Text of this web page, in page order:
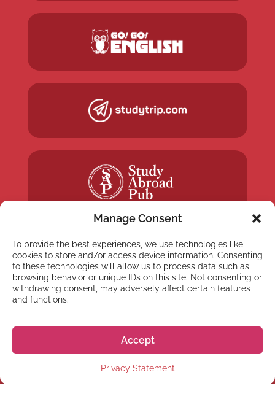
Manage Consent
To provide the best experiences, we use technologies like
cookies to store and/or access device information. Consenting
to these technologies will allow us to process data such as
browsing behavior or unique IDs on this site. Not consenting or
withdrawing consent, may adversely affect certain features
and functions.
Accept
Privacy Statement
NYHETSBREV
Anmäl dig till vårt